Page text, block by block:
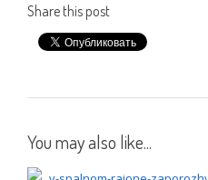
Share this post
You may also like...